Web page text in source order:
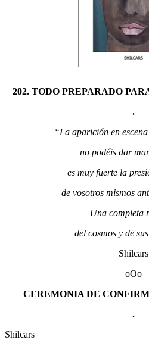
202. TODO PREPARADO
.
“La aparición en
no podéis dar
es muy fuerte la
de vosotros mismos
Una completa
del cosmos y de
Shilcars
oOo
CEREMONIA DE
.
Shilcars